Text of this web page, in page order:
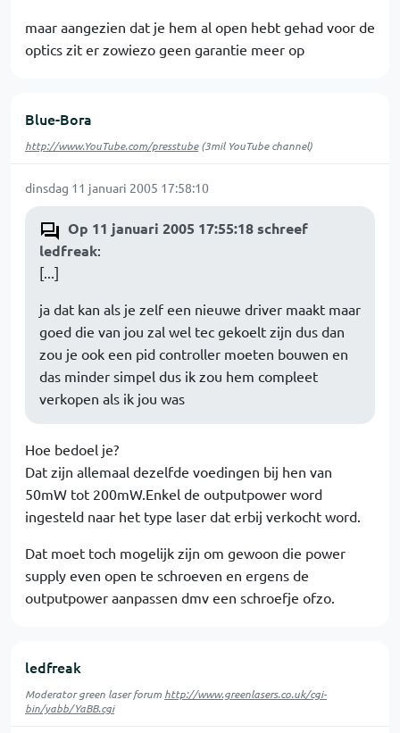
maar aangezien dat je hem al open hebt gehad voor de
optics zit er zowiezo geen garantie meer op
Blue-Bora
http://www.YouTube.com/presstube(3mil YouTube channel)
dinsdag 11 januari 2005 17:58:10
Op 11 januari 2005 17:55:18 schreef
ledfreak:
[...]
ja dat kan als je zelf een nieuwe driver maakt maar
goed die van jou zal wel tec gekoelt zijn dus dan
zou je ook een pid controller moeten bouwen en
das minder simpel dus ik zou hem compleet
verkopen als ik jou was
Hoe bedoel je?
Dat zijn allemaal dezelfde voedingen bij hen van
50mW tot 200mW.Enkel de outputpower word
ingesteld naar het type laser dat erbij verkocht word.
Dat moet toch mogelijk zijn om gewoon die power
supply even open te schroeven en ergens de
outputpower aanpassen dmv een schroefje ofzo.
ledfreak
Moderator green laser forum http://www.greenlasers.co.uk/cgi-
bin/yabb/YaBB.cgi